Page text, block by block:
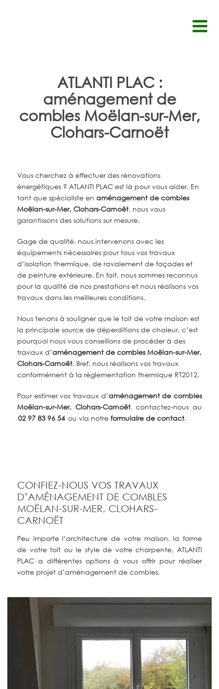
ATLANTI PLAC :
aménagement de
combles Moëlan-sur-Mer,
Clohars-Carnoët
Vous cherchez à effectuer des rénovations
énergétiques ? ATLANTI PLAC est là pour vous aider. En
tant que spécialiste en aménagement de combles
Moëlan-sur-Mer, Clohars-Carnoët, nous vous
garantissons des solutions sur mesure.
Gage de qualité, nous intervenons avec les
équipements nécessaires pour tous vos travaux
d’isolation thermique, de ravalement de façades et
de peinture extérieure. En fait, nous sommes reconnus
pour la qualité de nos prestations et nous réalisons vos
travaux dans les meilleures conditions.
Nous tenons à souligner que le toit de votre maison est
la principale source de déperditions de chaleur, c’est
pourquoi nous vous conseillons de procéder à des
travaux d’aménagement de comblesMoëlan-sur-Mer,
Clohars-Carnoët. Bref, nous réalisons vos travaux
conformément à la réglementation thermique RT2012.
Pour estimer vos travaux d’aménagement de combles
Moëlan-sur-Mer, Clohars-Carnoët, contactez-nous au
02 97 83 96 54 ou via notre formulaire de contact.
CONFIEZ-NOUS VOS TRAVAUX
D’AMÉNAGEMENT DE COMBLES
MOËLAN-SUR-MER, CLOHARS-
CARNOËT
Peu importe l’architecture de votre maison, la forme
de votre toit ou le style de votre charpente, ATLANTI
PLAC a différentes options à vous offrir pour réaliser
votre projet d’aménagement de combles.